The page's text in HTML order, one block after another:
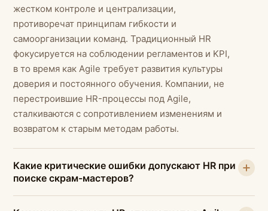
жестком контроле и централизации,
противоречат принципам гибкости и
самоорганизации команд. Традиционный HR
фокусируется на соблюдении регламентов и KPI,
в то время как Agile требует развития культуры
доверия и постоянного обучения. Компании, не
перестроившие HR-процессы под Agile,
сталкиваются с сопротивлением изменениям и
возвратом к старым методам работы.
Какие критические ошибки допускают HR при
поиске скрам-мастеров?